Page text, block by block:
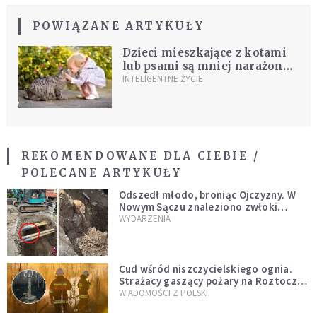
POWIĄZANE ARTYKUŁY
Dzieci mieszkające z kotami
lub psami są mniej narażone
na alergie pokarmowe
INTELIGENTNE ŻYCIE
REKOMENDOWANE DLA CIEBIE /
POLECANE ARTYKUŁY
Odszedł młodo, broniąc Ojczyzny. W
Nowym Sączu znaleziono zwłoki
mężczyzny z czasów potopu
WYDARZENIA
Cud wśród niszczycielskiego ognia.
Strażacy gaszący pożary na Roztoczu
opublikowali niezwykłe zdjęcie
WIADOMOŚCI Z POLSKI